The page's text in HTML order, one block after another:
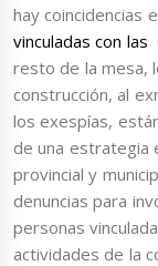
hay coincidencias
vinculadas con
resto de la mesa,
construcción, al
los exespías,
de una estrategia
provincial y
denuncias para
personas
actividades de la